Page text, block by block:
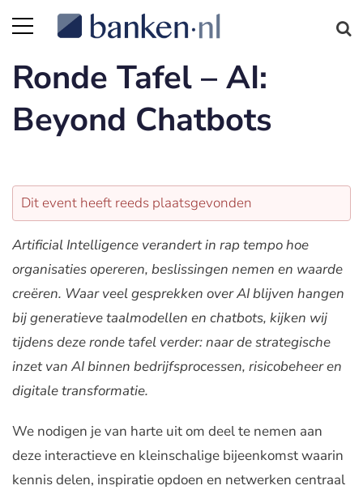
Ronde Tafel – AI:
Beyond Chatbots
Dit event heeft reeds plaatsgevonden
Artificial Intelligence verandert in rap tempo hoe
organisaties opereren, beslissingen nemen en waarde
creëren. Waar veel gesprekken over AI blijven hangen
bij generatieve taalmodellen en chatbots, kijken wij
tijdens deze ronde tafel verder: naar de strategische
inzet van AI binnen bedrijfsprocessen, risicobeheer en
digitale transformatie.
We nodigen je van harte uit om deel te nemen aan
deze interactieve en kleinschalige bijeenkomst waarin
kennis delen, inspiratie opdoen en netwerken centraal